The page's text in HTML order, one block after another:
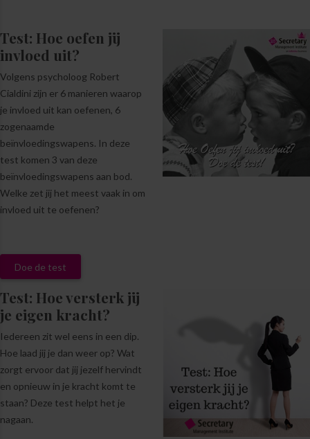
Test: Hoe oefen jij
invloed uit?
Volgens psycholoog Robert
Cialdini zijn er 6 manieren waarop
je invloed uit kan oefenen, 6
zogenaamde
beïnvloedingswapens. In deze
test komen 3 van deze
beïnvloedingswapens aan bod.
Welke zet jij het meest vaak in om
invloed uit te oefenen?
Doe de test
Test: Hoe versterk jij
je eigen kracht?
Iedereen zit wel eens in een dip.
Hoe laad jij je dan weer op? Wat
zorgt ervoor dat jij jezelf hervindt
en opnieuw in je kracht komt te
staan? Deze test helpt het je
nagaan.